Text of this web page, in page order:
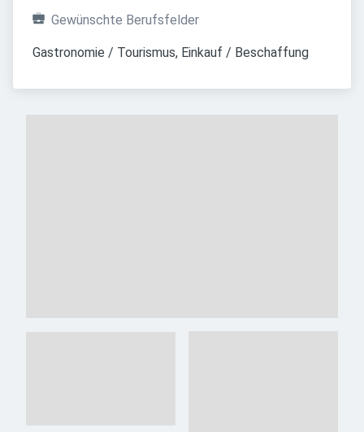
Gewünschte Berufsfelder
Gastronomie / Tourismus, Einkauf / Beschaffung